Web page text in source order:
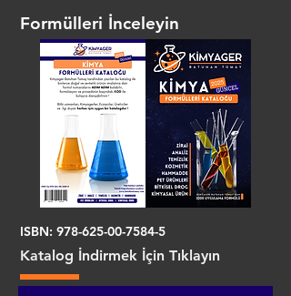
Formülleri İnceleyin
ISBN: 978-625-00-7584-5
Katalog İndirmek İçin Tıklayın